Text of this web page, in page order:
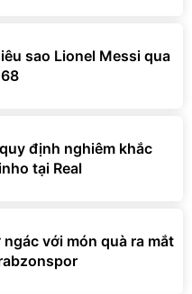
sao Lionel Messi qua
định nghiêm khắc
tại Real
ngác với món quà ra mắt